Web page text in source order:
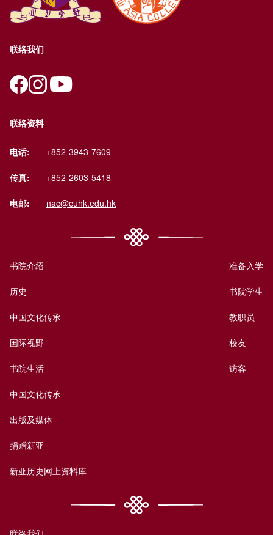
联络我们
联络资料
电话: +852-3943-7609
传真: +852-2603-5418
电邮: nac@cuhk.edu.hk
书院介绍
历史
中国文化传承
国际视野
书院生活
中国文化传承
出版及媒体
捐赠新亚
新亚历史网上资料库
准备入学
书院学生
教职员
校友
访客